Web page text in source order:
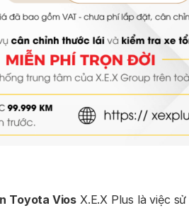
Toyota Vios X.E.X Plus là việc